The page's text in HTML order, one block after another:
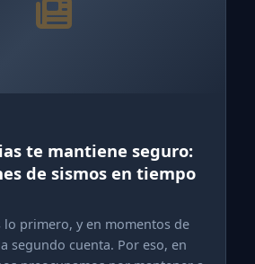
te mantiene seguro:
de sismos en tiempo
lo primero, y en momentos de
segundo cuenta. Por eso, en